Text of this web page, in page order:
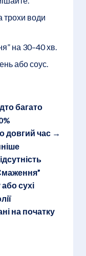
трохи води
на 30–40 хв.
або соус.
багато
довгий час →
сухі
на початку